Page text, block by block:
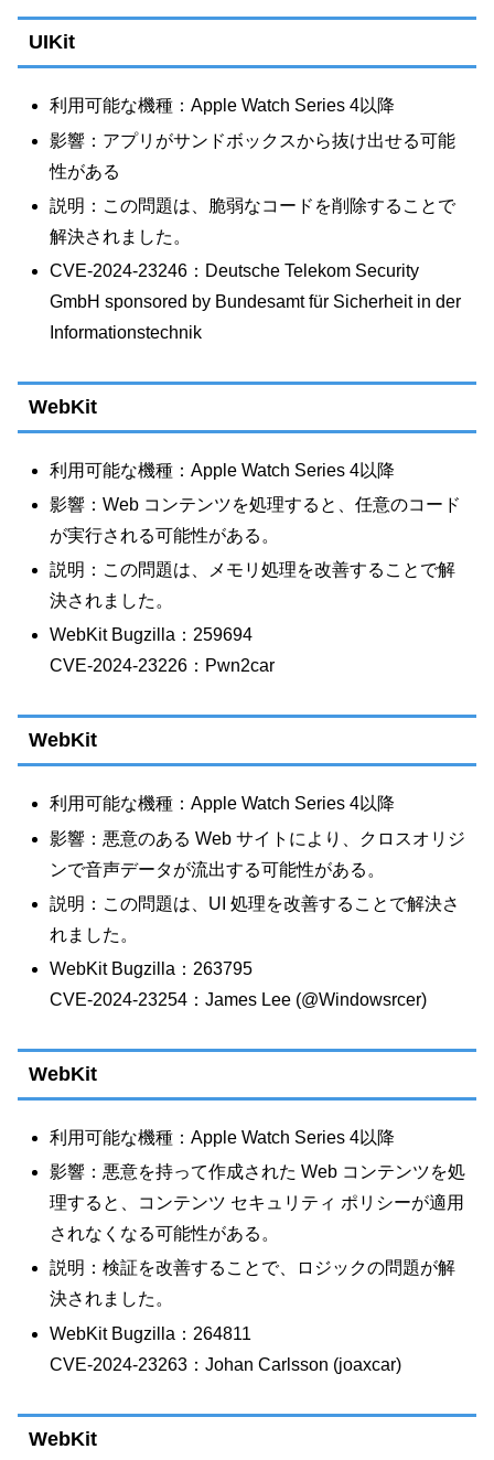
UIKit
利用可能な機種：Apple Watch Series 4以降
影響：アプリがサンドボックスから抜け出せる可能
性がある
説明：この問題は、脆弱なコードを削除することで
解決されました。
CVE-2024-23246：Deutsche Telekom Security
GmbH sponsored by Bundesamt für Sicherheit in der
Informationstechnik
WebKit
利用可能な機種：Apple Watch Series 4以降
影響：Web コンテンツを処理すると、任意のコード
が実行される可能性がある。
説明：この問題は、メモリ処理を改善することで解
決されました。
WebKit Bugzilla：259694
CVE-2024-23226：Pwn2car
WebKit
利用可能な機種：Apple Watch Series 4以降
影響：悪意のある Web サイトにより、クロスオリジ
ンで音声データが流出する可能性がある。
説明：この問題は、UI 処理を改善することで解決さ
れました。
WebKit Bugzilla：263795
CVE-2024-23254：James Lee (@Windowsrcer)
WebKit
利用可能な機種：Apple Watch Series 4以降
影響：悪意を持って作成された Web コンテンツを処
理すると、コンテンツ セキュリティ ポリシーが適用
されなくなる可能性がある。
説明：検証を改善することで、ロジックの問題が解
決されました。
WebKit Bugzilla：264811
CVE-2024-23263：Johan Carlsson (joaxcar)
WebKit